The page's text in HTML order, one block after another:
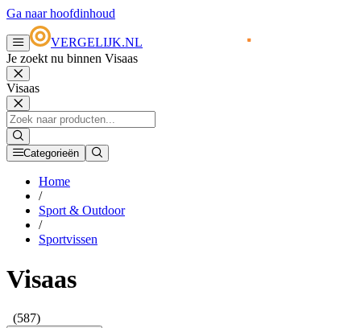
Ga naar hoofdinhoud
VERGELIJK.NL
Je zoekt nu binnen Visaas
Visaas
Categorieën
Home
/
Sport & Outdoor
/
Sportvissen
Visaas
(587)